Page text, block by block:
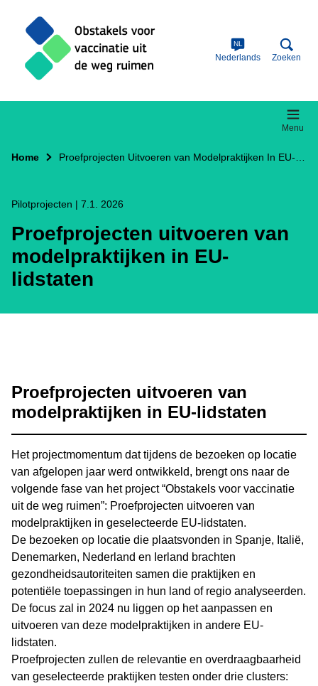
NL
Nederlands Zoeken
Menu
Home
Pilotprojecten | 7.1. 2026
Proefprojecten uitvoeren van
modelpraktijken in EU-
lidstaten
Proefprojecten uitvoeren van
modelpraktijken in EU-lidstaten
Het projectmomentum dat tijdens de bezoeken op locatie
van afgelopen jaar werd ontwikkeld, brengt ons naar de
volgende fase van het project “Obstakels voor vaccinatie
uit de weg ruimen”: Proefprojecten uitvoeren van
modelpraktijken in geselecteerde EU-lidstaten.
De bezoeken op locatie die plaatsvonden in Spanje, Italië,
Denemarken, Nederland en Ierland brachten
gezondheidsautoriteiten samen die praktijken en
potentiële toepassingen in hun land of regio analyseerden.
De focus zal in 2024 nu liggen op het aanpassen en
uitvoeren van deze modelpraktijken in andere EU-
lidstaten.
Proefprojecten zullen de relevantie en overdraagbaarheid
van geselecteerde praktijken testen onder drie clusters: